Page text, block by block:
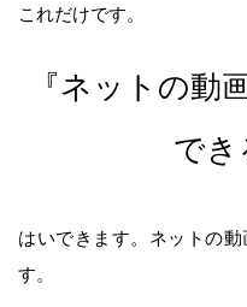
これだけです。
『ネットの動
でき
はいできます。ネットの
す。